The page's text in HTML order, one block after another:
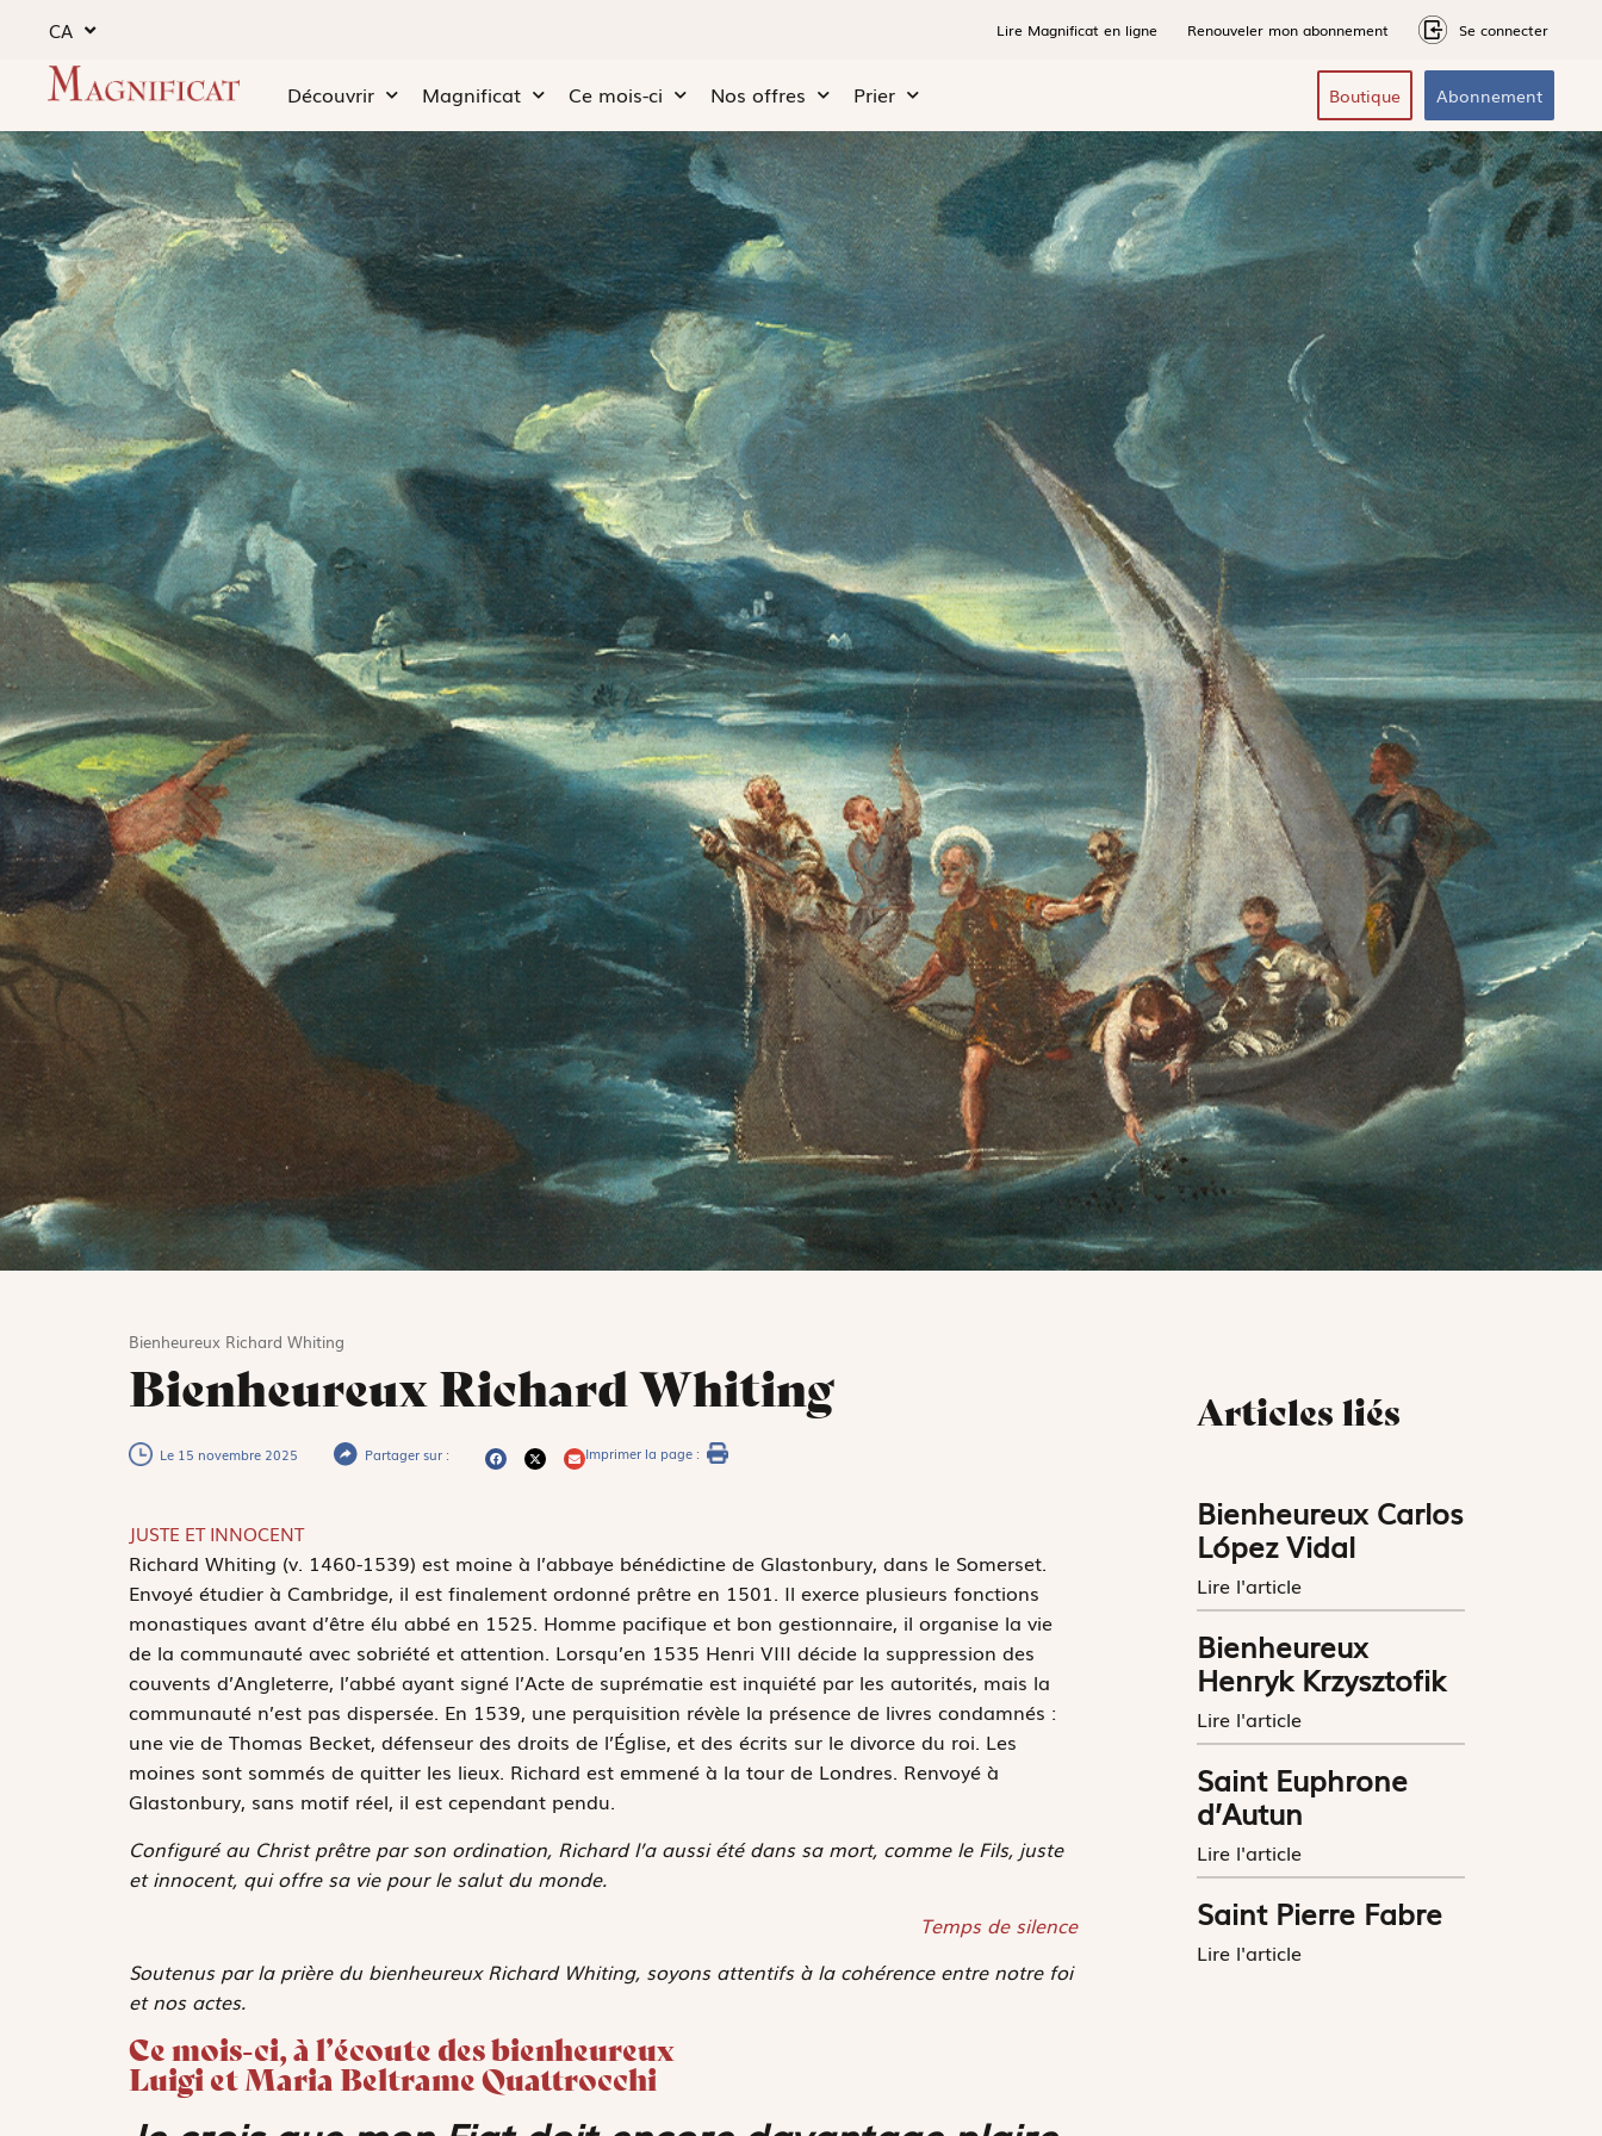
CA Lire Magnificat en ligne Renouveler mon abonnement Se connecter
Découvrir Magnificat Ce mois-ci Nos offres Prier Boutique Abonnement
Bienheureux Richard Whiting
Bienheureux Richard Whiting
Le 15 novembre 2025 Partager sur : Imprimer la page :
JUSTE ET INNOCENT
Richard Whiting (v. 1460-1539) est moine à l’abbaye bénédictine de Glastonbury, dans le Somerset.
Envoyé étudier à Cambridge, il est finalement ordonné prêtre en 1501. Il exerce plusieurs fonctions
monastiques avant d’être élu abbé en 1525. Homme pacifique et bon gestionnaire, il organise la vie
de la communauté avec sobriété et attention. Lorsqu’en 1535 Henri VIII décide la suppression des
couvents d’Angleterre, l’abbé ayant signé l’Acte de suprématie est inquiété par les autorités, mais la
communauté n’est pas dispersée. En 1539, une perquisition révèle la présence de livres condamnés :
une vie de Thomas Becket, défenseur des droits de l’Église, et des écrits sur le divorce du roi. Les
moines sont sommés de quitter les lieux. Richard est emmené à la tour de Londres. Renvoyé à
Glastonbury, sans motif réel, il est cependant pendu.
Configuré au Christ prêtre par son ordination, Richard l’a aussi été dans sa mort, comme le Fils, juste
et innocent, qui offre sa vie pour le salut du monde.
Temps de silence
Soutenus par la prière du bienheureux Richard Whiting, soyons attentifs à la cohérence entre notre foi
et nos actes.
Ce mois-ci, à l’écoute des bienheureux
Luigi et Maria Beltrame Quattrocchi
Articles liés
Bienheureux Carlos
López Vidal
Lire l'article
Bienheureux
Henryk Krzysztofik
Lire l'article
Saint Euphrone
d’Autun
Lire l'article
Saint Pierre Fabre
Lire l'article